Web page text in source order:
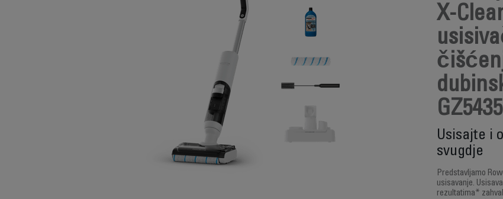
X-
Usisajte i
svugdje
Predstavljamo
usisavanje.
rezultatima*